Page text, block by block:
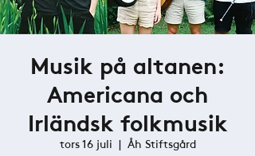
Musik på altanen:
Americana och
Irländsk folkmusik
tors 16 juli
  |
Åh Stiftsgård